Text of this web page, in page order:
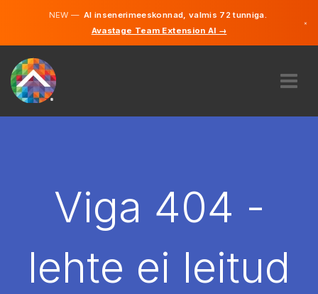
NEW —AI insenerimeeskonnad, valmis 72 tunniga.
Avastage Team Extension AI →
×
PALKAMAViga 404 -
lehte ei leitud